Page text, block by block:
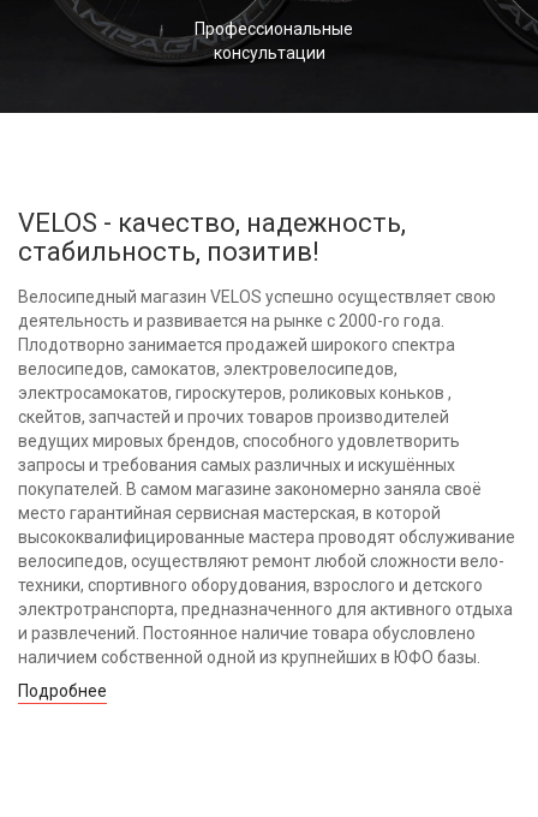
Профессиональные
консультации
VELOS - качество, надежность,
стабильность, позитив!
Велосипедный магазин VELOS успешно осуществляет свою
деятельность и развивается на рынке с 2000-го года.
Плодотворно занимается продажей широкого спектра
велосипедов, самокатов, электровелосипедов,
электросамокатов, гироскутеров, роликовых коньков ,
скейтов, запчастей и прочих товаров производителей
ведущих мировых брендов, способного удовлетворить
запросы и требования самых различных и искушённых
покупателей. В самом магазине закономерно заняла своё
место гарантийная сервисная мастерская, в которой
высококвалифицированные мастера проводят обслуживание
велосипедов, осуществляют ремонт любой сложности вело-
техники, спортивного оборудования, взрослого и детского
электротранспорта, предназначенного для активного отдыха
и развлечений. Постоянное наличие товара обусловлено
наличием собственной одной из крупнейших в ЮФО базы.
Подробнее